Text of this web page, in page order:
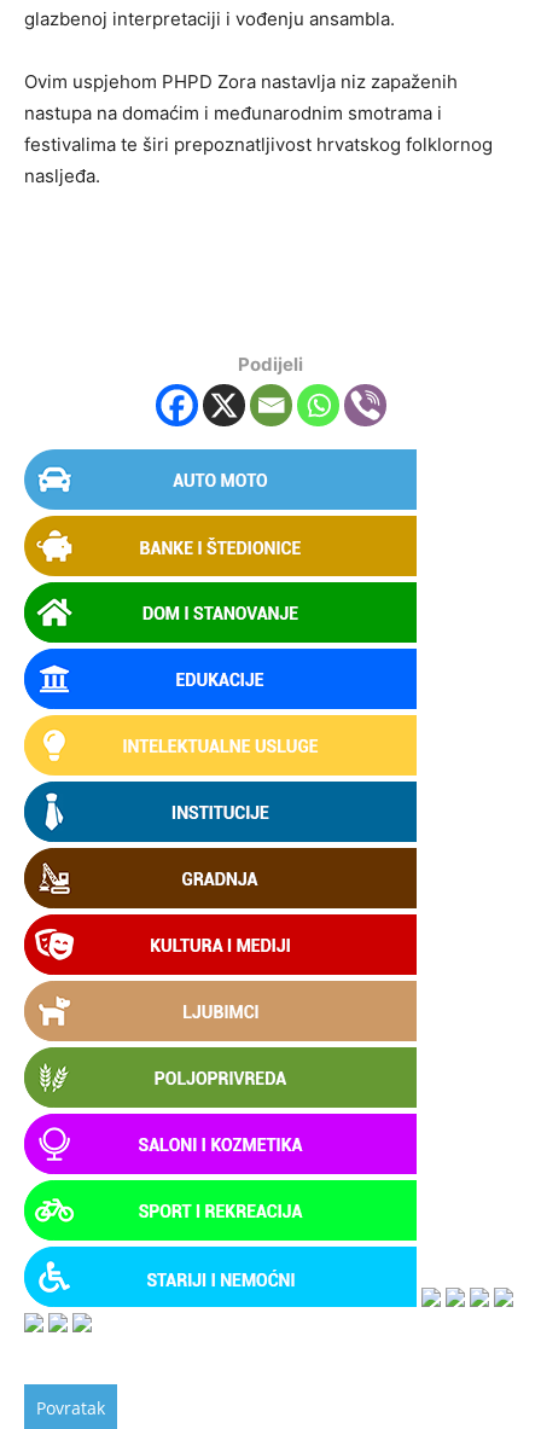
glazbenoj interpretaciji i vođenju ansambla.
Ovim uspjehom PHPD Zora nastavlja niz zapaženih
nastupa na domaćim i međunarodnim smotrama i
festivalima te širi prepoznatljivost hrvatskog folklornog
nasljeđa.
Podijeli